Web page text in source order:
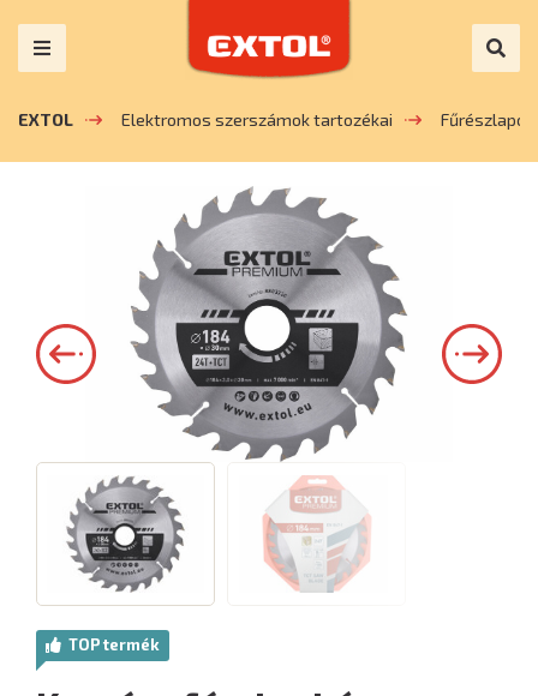
EXTOL Elektromos szerszámok tartozékai Fűrészlapok
TOP termék